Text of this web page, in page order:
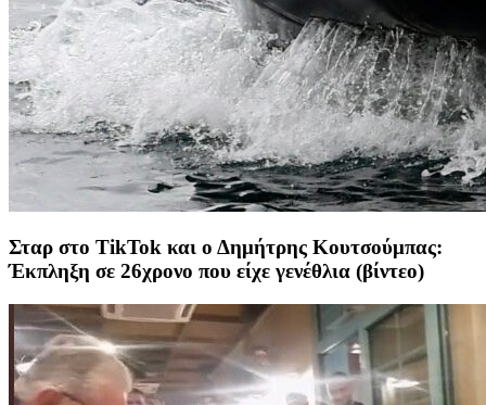
Σταρ στο TikTok και ο Δημήτρης Κουτσούμπας:
Έκπληξη σε 26χρονο που είχε γενέθλια (βίντεο)